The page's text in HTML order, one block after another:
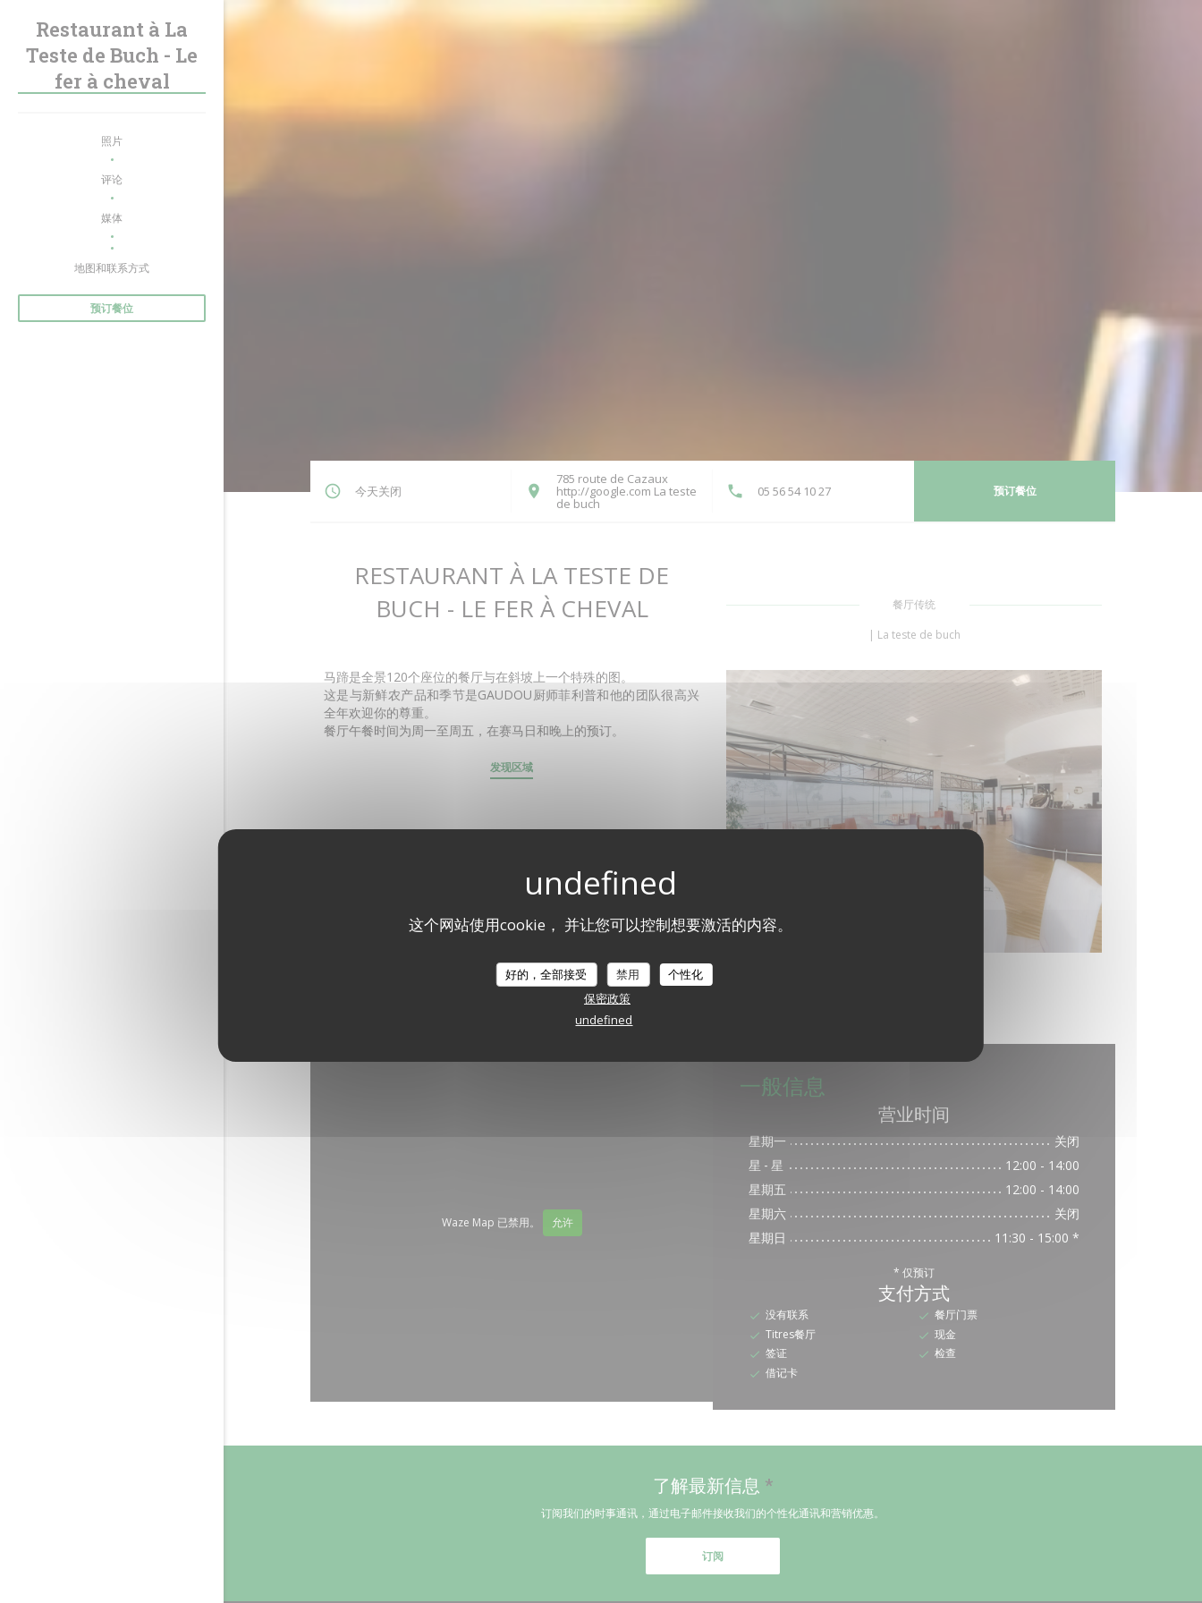
这个网站使用cookie， 并让您可以控制想要激活的内容。
好的，全部接受 禁用
个性化
保密政策
undefined
Restaurant à La
Teste de Buch - Le
fer à cheval
照片
评论
媒体
((在新窗口中打开))
地图和联系方式
预订餐位
今天关闭
785 route de Cazaux
http://google.com La teste
de buch((在新窗口中打开)) 05 56 54 10 27 预订餐位
RESTAURANT À LA TESTE DE
BUCH - LE FER À CHEVAL
餐厅传统
| La teste de buch
马蹄是全景120个座位的餐厅与在斜坡上一个特殊的图。
这是与新鲜农产品和季节是GAUDOU厨师菲利普和他的团队很高兴
全年欢迎你的尊重。
餐厅午餐时间为周一至周五，在赛马日和晚上的预订。
发现区域
Waze Map 已禁用。 允许
一般信息
营业时间
星期一
关闭
星 - 星
12:00 - 14:00
星期五
12:00 - 14:00
星期六
关闭
星期日
11:30 - 15:00 *
* 仅预订
支付方式
没有联系
餐厅门票
Titres餐厅
现金
签证
检查
借记卡
了解最新信息 *
订阅我们的时事通讯，通过电子邮件接收我们的个性化通讯和营销优惠。
订阅